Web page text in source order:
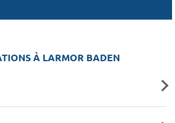
À LARMOR BADEN